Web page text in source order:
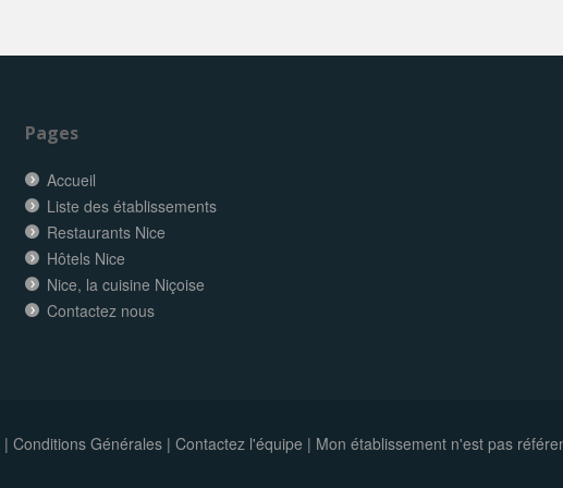
Pages
Accueil
Liste des établissements
Restaurants Nice
Hôtels Nice
Nice, la cuisine Niçoise
Contactez nous
| Conditions Générales| Contactez l'équipe | Mon établissement n'est pas